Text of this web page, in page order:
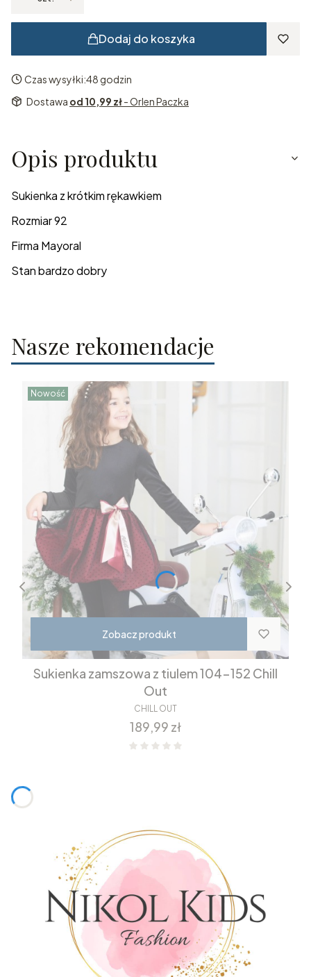
Dodaj do koszyka
Czas wysyłki:48 godzin
Dostawa od 10,99 zł- Orlen Paczka
Opis produktu
Sukienka z krótkim rękawkiem
Rozmiar 92
Firma Mayoral
Stan bardzo dobry
Nasze rekomendacje
Nowość
Zobacz produkt
Sukienka zamszowa z tiulem 104-152 Chill
Out
CHILL OUT
Cena
189,99 zł